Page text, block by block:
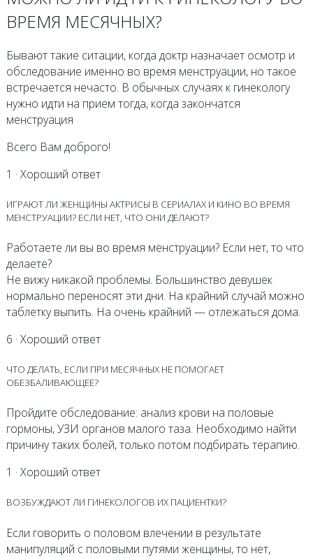
ВРЕМЯ МЕСЯЧНЫХ?
Бывают такие ситации, когда доктр назначает осмотр и
обследование именно во время менструации, но такое
встречается нечасто. В обычных случаях к гинекологу
нужно идти на прием тогда, когда закончатся
менструация
Всего Вам доброго!
1 · Хороший ответ
ИГРАЮТ ЛИ ЖЕНЩИНЫ АКТРИСЫ В СЕРИАЛАХ И КИНО ВО ВРЕМЯ
МЕНСТРУАЦИИ? ЕСЛИ НЕТ, ЧТО ОНИ ДЕЛАЮТ?
Работаете ли вы во время менструации? Если нет, то что
делаете?
Не вижу никакой проблемы. Большинство девушек
нормально переносят эти дни. На крайний случай можно
таблетку выпить. На очень крайний — отлежаться дома.
6 · Хороший ответ
ЧТО ДЕЛАТЬ, ЕСЛИ ПРИ МЕСЯЧНЫХ НЕ ПОМОГАЕТ
ОБЕЗБАЛИВАЮЩЕЕ?
Пройдите обследование: анализ крови на половые
гормоны, УЗИ органов малого таза. Необходимо найти
причину таких болей, только потом подбирать терапию.
1 · Хороший ответ
ВОЗБУЖДАЮТ ЛИ ГИНЕКОЛОГОВ ИХ ПАЦИЕНТКИ?
Если говорить о половом влечении в результате
манипуляций с половыми путями женщины, то нет,